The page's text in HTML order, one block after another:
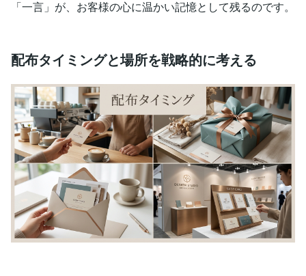
「一言」が、お客様の心に温かい記憶として残るのです。
配布タイミングと場所を戦略的に考える